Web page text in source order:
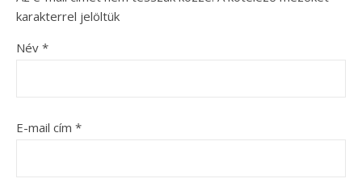
karakterrel jelöltük
Név *
E-mail cím *